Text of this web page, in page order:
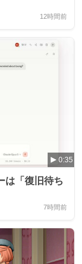
12時間前
0:35
は「復旧待ち
7時間前